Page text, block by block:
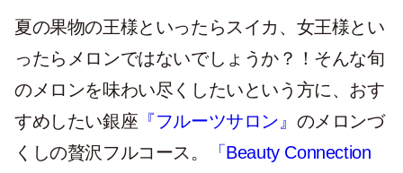
夏の果物の王様といったらスイカ、女王様とい
ったらメロンではないでしょうか？！そんな旬
のメロンを味わい尽くしたいという方に、おす
すめしたい銀座 『フルーツサロン』 のメロンづ
くしの贅沢フルコース。
「Beauty Connection